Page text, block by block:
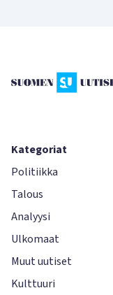
Kategoriat
Politiikka
Talous
Analyysi
Ulkomaat
Muut uutiset
Kulttuuri